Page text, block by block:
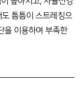
틈틈이 스트레칭으
을 이용하여 부족한